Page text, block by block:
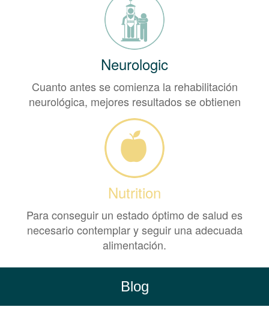
Neurologic
Cuanto antes se comienza la rehabilitación
neurológica, mejores resultados se obtienen
Nutrition
Para conseguir un estado óptimo de salud es
necesario contemplar y seguir una adecuada
alimentación.
Blog